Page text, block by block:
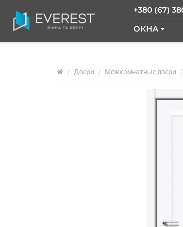
+380 (67)
ОКНА
ОКНА
Двери Межкомнатные двери